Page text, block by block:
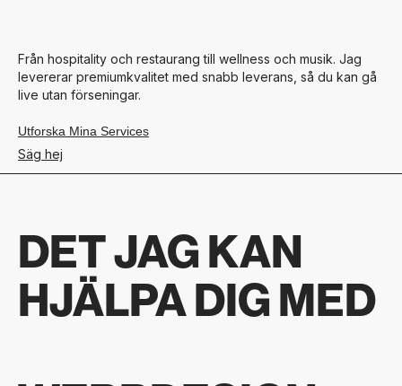
Från hospitality och restaurang till wellness och musik. Jag
levererar premiumkvalitet med snabb leverans, så du kan gå
live utan förseningar.
Utforska Mina Services
Säg hej
DET JAG KAN
HJÄLPA DIG MED